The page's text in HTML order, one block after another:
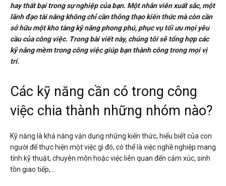
hay thất bại trong sự nghiệp của bạn. Một nhân viên xuất sắc, một
lãnh đạo tài năng không chỉ cần thông thạo kiến thức mà còn cần
sở hữu một kho tàng kỹ năng phong phú, phục vụ tối ưu mọi yêu
cầu của công việc. Trong bài viết này, chúng tôi sẽ tổng hợp các
kỹ năng mềm trong công việc giúp bạn thành công trong mọi vị
trí.
Các kỹ năng cần có trong công
việc chia thành những nhóm nào?
Kỹ năng là khả năng vận dụng những kiến thức, hiểu biết của con
người để thực hiện một việc gì đó, có thể là việc nghề nghiệp mang
tính kỹ thuật, chuyên môn hoặc việc liên quan đến cảm xúc, sinh
tồn giao tiếp,…